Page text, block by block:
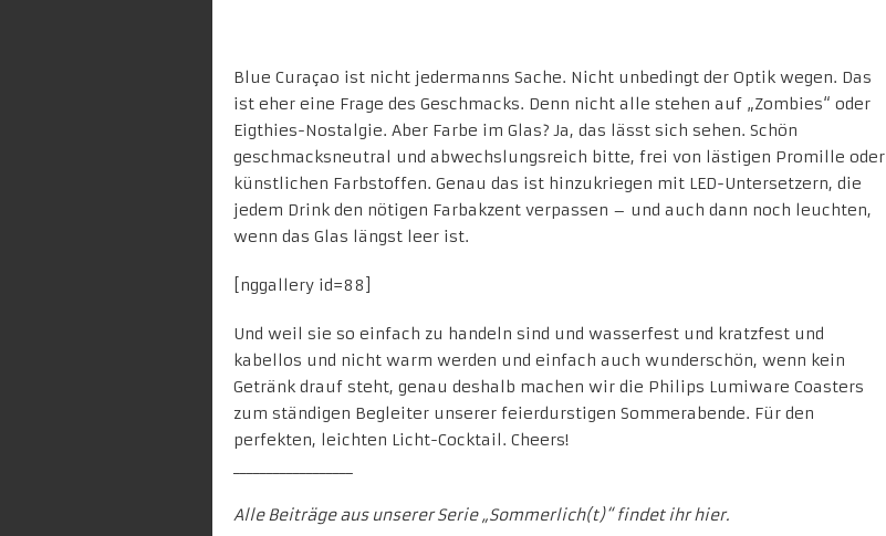
Blue Curaçao ist nicht jedermanns Sache. Nicht unbedingt der Optik wegen. Das
ist eher eine Frage des Geschmacks. Denn nicht alle stehen auf „Zombies“ oder
Eigthies-Nostalgie. Aber Farbe im Glas? Ja, das lässt sich sehen. Schön
geschmacksneutral und abwechslungsreich bitte, frei von lästigen Promille oder
künstlichen Farbstoffen. Genau das ist hinzukriegen mit LED-Untersetzern, die
jedem Drink den nötigen Farbakzent verpassen – und auch dann noch leuchten,
wenn das Glas längst leer ist.
[nggallery id=88]
Und weil sie so einfach zu handeln sind und wasserfest und kratzfest und
kabellos und nicht warm werden und einfach auch wunderschön, wenn kein
Getränk drauf steht, genau deshalb machen wir die Philips Lumiware Coasters
zum ständigen Begleiter unserer feierdurstigen Sommerabende. Für den
perfekten, leichten Licht-Cocktail. Cheers!
Alle Beiträge aus unserer Serie „Sommerlich(t)“ findet ihrhier.